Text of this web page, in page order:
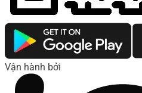
Vận hành bởi